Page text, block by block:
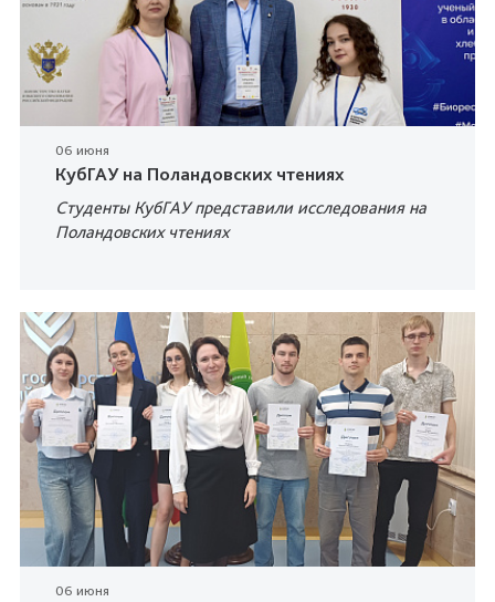
06 июня
КубГАУ на Поландовских чтениях
Студенты КубГАУ представили исследования на
Поландовских чтениях
06 июня